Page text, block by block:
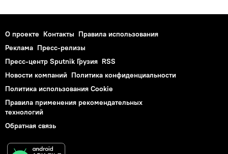
О проекте Контакты Правила использования
Реклама Пресс-релизы
Пресс-центр Sputnik Грузия RSS
Новости компаний Политика конфиденциальности
Политика использования Cookie
Правила применения рекомендательных
технологий
Обратная связь